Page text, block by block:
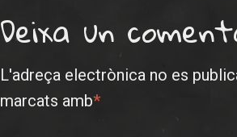
Deixa un
L'adreça electrònica no es
marcats amb*